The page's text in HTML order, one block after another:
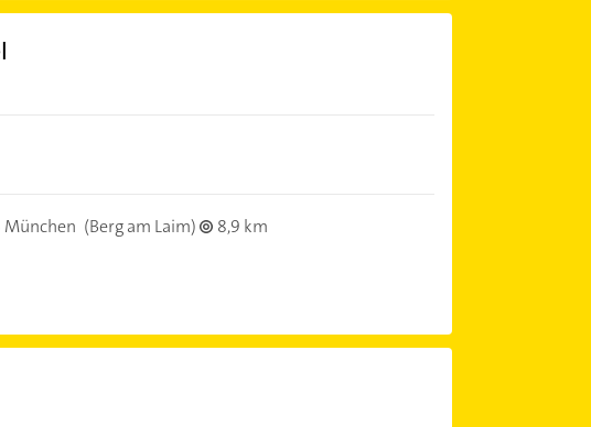
(Berg am Laim)
8,9 km